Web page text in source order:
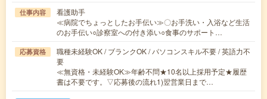
仕事内容
看護助手
≪病院でちょっとしたお手伝い≫〇お手洗い・入浴など生活
のお手伝い○診察室への付き添い○食事のサポート…
応募資格
職種未経験OK / ブランクOK / パソコンスキル不要 / 英語力不
要
≪無資格・未経験OK≫年齢不問★10名以上採用予定★履歴
書は不要です。▽応募後の流れ1)翌営業日まで…